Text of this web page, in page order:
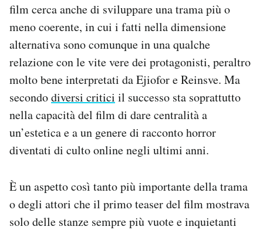
film cerca anche di sviluppare una trama più o
meno coerente, in cui i fatti nella dimensione
alternativa sono comunque in una qualche
relazione con le vite vere dei protagonisti, peraltro
molto bene interpretati da Ejiofor e Reinsve. Ma
secondodiversi critici il successo sta soprattutto
nella capacità del film di dare centralità a
un’estetica e a un genere di racconto horror
diventati di culto online negli ultimi anni.
È un aspetto così tanto più importante della trama
o degli attori che il primo teaser del film mostrava
solo delle stanze sempre più vuote e inquietanti